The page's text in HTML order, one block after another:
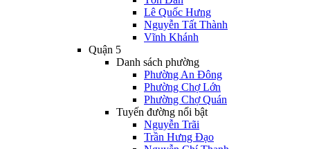
Lê Quốc Hưng
Nguyễn Tất Thành
Vĩnh Khánh
Quận 5
Danh sách phường
Phường An Đông
Phường Chợ Lớn
Phường Chợ Quán
Tuyến đường nổi bật
Nguyễn Trãi
Trần Hưng Đạo